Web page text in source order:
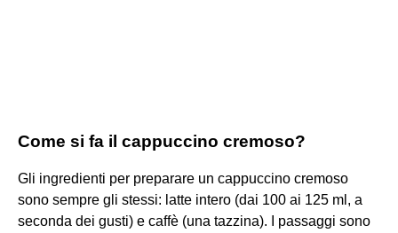
Come si fa il cappuccino cremoso?
Gli ingredienti per preparare un cappuccino cremoso
sono sempre gli stessi: latte intero (dai 100 ai 125 ml, a
seconda dei gusti) e caffè (una tazzina). I passaggi sono